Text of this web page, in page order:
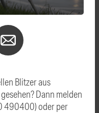
Blitzer aus
Dann melden
490400) oder per